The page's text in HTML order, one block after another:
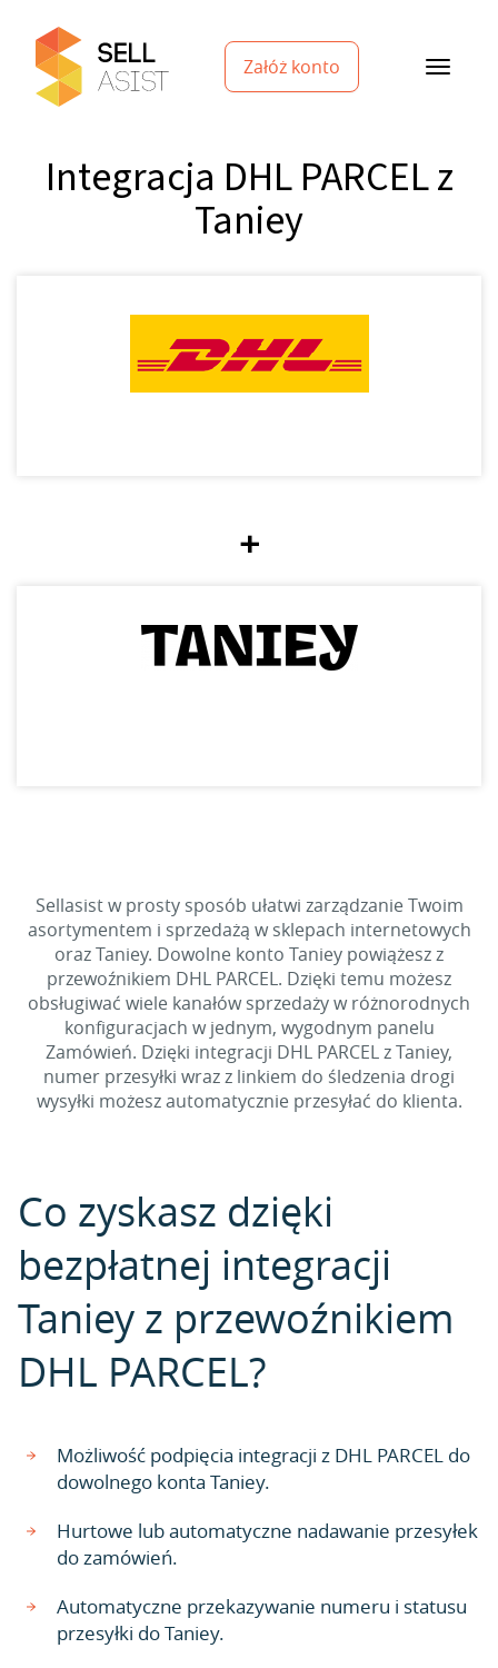
Załóż konto
Integracja DHL PARCEL z
Taniey
+
Sellasist w prosty sposób ułatwi zarządzanie Twoim
asortymentem i sprzedażą w sklepach internetowych
oraz Taniey. Dowolne konto Taniey powiążesz z
przewoźnikiem DHL PARCEL. Dzięki temu możesz
obsługiwać wiele kanałów sprzedaży w różnorodnych
konfiguracjach w jednym, wygodnym panelu
Zamówień. Dzięki integracji DHL PARCEL z Taniey,
numer przesyłki wraz z linkiem do śledzenia drogi
wysyłki możesz automatycznie przesyłać do klienta.
Co zyskasz dzięki
bezpłatnej integracji
Taniey z przewoźnikiem
DHL PARCEL?
Możliwość podpięcia integracji z DHL PARCEL do
dowolnego konta Taniey.
Hurtowe lub automatyczne nadawanie przesyłek
do zamówień.
Automatyczne przekazywanie numeru i statusu
przesyłki do Taniey.